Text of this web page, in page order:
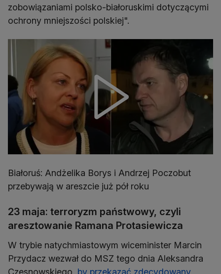
zobowiązaniami polsko-białoruskimi dotyczącymi
ochrony mniejszości polskiej".
Białoruś: Andżelika Borys i Andrzej Poczobut
przebywają w areszcie już pół roku
23 maja: terroryzm państwowy, czyli
aresztowanie Ramana Protasiewicza
W trybie natychmiastowym wiceminister Marcin
Przydacz wezwał do MSZ tego dnia Aleksandra